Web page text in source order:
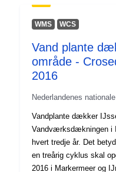
WMS WCS
Vand plante
område -
2016
Nederlandenes
Vandplante dækker
Vandværksdækningen i
hvert tredje år. Det
en treårig cyklus skal
2016 i Markermeer og